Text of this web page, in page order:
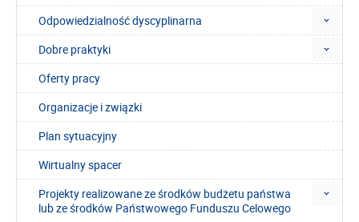
Odpowiedzialność dyscyplinarna
Dobre praktyki
Oferty pracy
Organizacje i związki
Plan sytuacyjny
Wirtualny spacer
Projekty realizowane ze środków budżetu państwa
lub ze środków Państwowego Funduszu Celowego